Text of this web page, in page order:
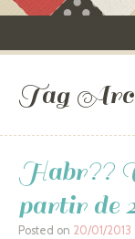
Tag
Habr??
partir de
Posted on 20/01/2013